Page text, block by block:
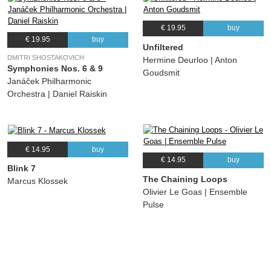
€ 19.95 buy
DMITRI SHOSTAKOVICH
Symphonies Nos. 6 & 9
Janáček Philharmonic
Orchestra | Daniel Raiskin
€ 19.95 buy
Unfiltered
Hermine Deurloo | Anton
Goudsmit
€ 14.95 buy
Blink 7
Marcus Klossek
€ 14.95 buy
The Chaining Loops
Olivier Le Goas | Ensemble
Pulse